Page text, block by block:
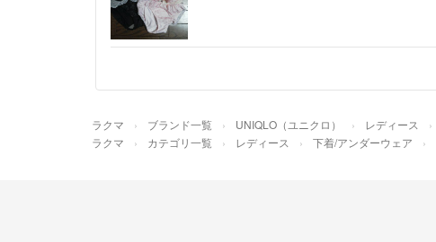
ラクマ ブランド一覧 UNIQLO（ユニクロ） レディース
ラクマ カテゴリ一覧 レディース 下着/アンダーウェア